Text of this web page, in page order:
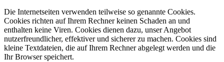
Die Internetseiten verwenden teilweise so genannte Cookies.
Cookies richten auf Ihrem Rechner keinen Schaden an und
enthalten keine Viren. Cookies dienen dazu, unser Angebot
nutzerfreundlicher, effektiver und sicherer zu machen. Cookies sind
kleine Textdateien, die auf Ihrem Rechner abgelegt werden und die
Ihr Browser speichert.